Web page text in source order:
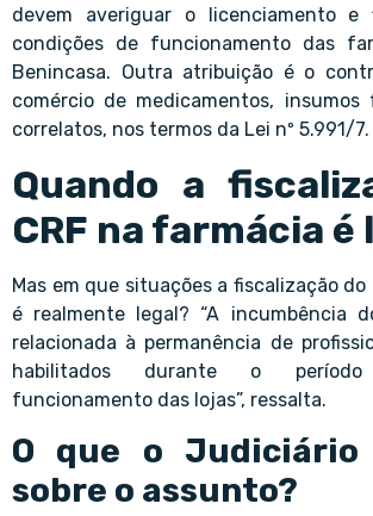
devem averiguar o licenciamento e
condições de funcionamento das
Benincasa. Outra atribuição é o
comércio de medicamentos, insumos
correlatos, nos termos da Lei nº 5.991/7.
Quando a
CRF na farmácia é
Mas em que situações a fiscalização do
é realmente legal? “A incumbência
relacionada à permanência de
habilitados durante o
funcionamento das lojas”, ressalta.
O que o Judiciário
sobre o assunto?